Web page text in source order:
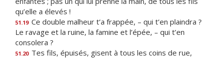
qu’elle a élevés !
51.19 Ce double malheur t’a frappée, – qui t’en plaindra ?
Le ravage et la ruine, la famine et l’épée, – qui t’en
consolera ?
51.20 Tes fils, épuisés, gisent à tous les coins de rue,